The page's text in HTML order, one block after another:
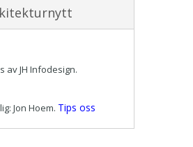
av JH Infodesign.
Jon Hoem. Tips oss